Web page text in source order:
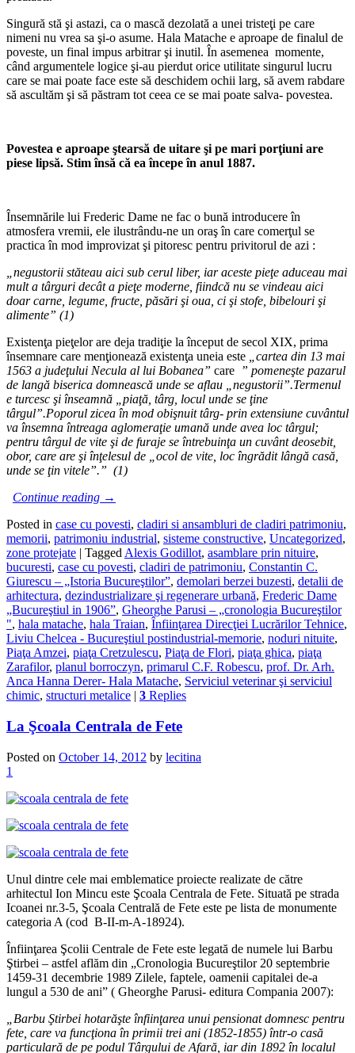
Singură stă şi astazi, ca o mască dezolată a unei tristeţi pe care
nimeni nu vrea sa şi-o asume. Hala Matache e aproape de finalul de
poveste, un final impus arbitrar şi inutil. În asemenea momente,
când argumentele logice şi-au pierdut orice utilitate singurul lucru
care se mai poate face este să deschidem ochii larg, să avem rabdare
să ascultăm şi să păstram tot ceea ce se mai poate salva- povestea.
Povestea e aproape ştearsă de uitare şi pe mari porţiuni are
piese lipsă. Stimînsă că eaîncepeîn anul 1887.
Însemnările lui Frederic Dame ne fac o bună introducere în
atmosfera vremii, ele ilustrându-ne un oraş în care comerţul se
practica în mod improvizat şi pitoresc pentru privitorul de azi :
„negustorii stăteau aici sub cerul liber, iar aceste pieţe aduceau mai
mult a târguri decât a pieţe moderne, fiindcă nu se vindeau aici
doar carne, legume, fructe, păsări şi oua, ci şi stofe, bibelouri şi
alimente” (1)
Existenţa pieţelor are deja tradiţie la început de secol XIX, prima
însemnare care menţionează existenţa uneia este „cartea din 13 mai
1563 a judeţului Necula al lui Bobanea” care ” pomeneşte pazarul
de langă biserica domnească unde se aflau „negustorii”.Termenul
e turcesc şi înseamnă „piaţă , târg, locul unde se ţine
târgul”.Poporul zicea în mod obişnuit târg- prin extensiune cuvântul
va însemna întreaga aglomeraţie umană unde avea loc târgul;
pentru târgul de vite şi de furaje se întrebuinţa un cuvânt deosebit,
obor, care are şi înţelesul de „ocol de vite, loc îngrădit lângă casă
unde se ţin vitele”.” (1)
Continue reading →
Posted in case cu povesti, cladiri si ansambluri de cladiri patrimoniu,
memorii, patrimoniu industrial, sisteme constructive, Uncategorized,
zone protejate | Tagged Alexis Godillot, asamblare prin nituire,
bucuresti, case cu povesti, cladiri de patrimoniu, Constantin C.
Giurescu – „Istoria Bucureştilor”, demolari berzei buzesti, detalii de
arhitectura, dezindustrializare şi regenerare urbană, Frederic Dame
„Bucureştiul in 1906”, Gheorghe Parusi – „cronologia Bucureştilor
", hala matache, hala Traian, Înfiinţarea Direcţiei Lucrărilor Tehnice,
Liviu Chelcea - Bucureştiul postindustrial-memorie, noduri nituite,
Piaţa Amzei, piaţa Cretzulescu, Piaţa de Flori, piaţa ghica, piaţa
Zarafilor, planul borroczyn, primarul C.F. Robescu, prof. Dr. Arh.
Anca Hanna Derer- Hala Matache, Serviciul veterinar şi serviciul
chimic, structuri metalice | 3 Replies
La Şcoala Centrala de Fete
Posted on October 14, 2012 by lecitina
1
Unul dintre cele mai emblematice proiecte realizate de către
arhitectul Ion Mincu este Şcoala Centrala de Fete. Situată pe strada
Icoanei nr.3-5, Şcoala Centrală de Fete este pe lista de monumente
categoria A (cod B-II-m-A-18924).
Înfiinţarea Şcolii Centrale de Fete este legată de numele lui Barbu
Ştirbei – astfel aflăm din „Cronologia Bucureştilor 20 septembrie
1459-31 decembrie 1989 Zilele, faptele, oamenii capitalei de-a
lungul a 530 de ani” ( Gheorghe Parusi- editura Compania 2007):
„Barbu Ştirbei hotarăşte înfiinţarea unui pensionat domnesc pentru
fete, care va funcţiona în primii trei ani (1852-1855) într-o casă
particulară de pe podul Târgului de Afară , iar din 1892 în localul